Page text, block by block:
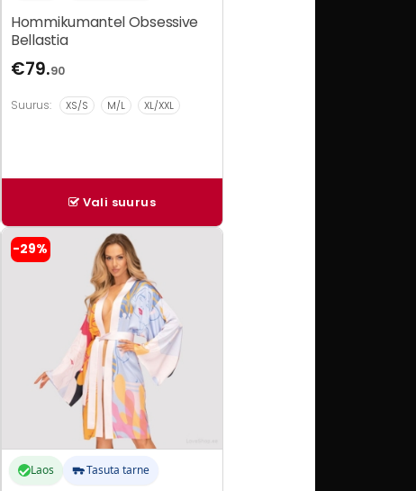
Hommikumantel Obsessive
Bellastia
€79.90
Suurus: XS/S M/L XL/XXL
Vali suurus
-29%
Laos Tasuta tarne
Sellel
tootel
saab